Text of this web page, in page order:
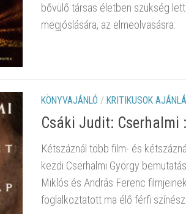
bővülő társas életben szükség
megjóslására, az elmeolvasásra.
KÖNYVAJÁNLÓ / KRITIKUSOK
Csáki Judit: Cserhalmi
Kétszáznál több film- és
kezdi Cserhalmi György
Miklós és András Ferenc
foglalkoztatott ma élő férfi színész.